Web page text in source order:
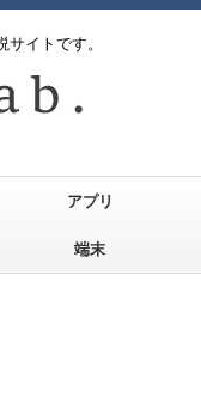
イトです。
アプリ
端末